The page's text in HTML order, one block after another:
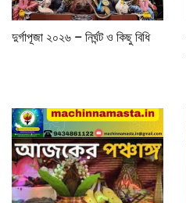
দুর্গাপূজা ২০২৬ – নির্ঘন্ট ও কিছু বিধি